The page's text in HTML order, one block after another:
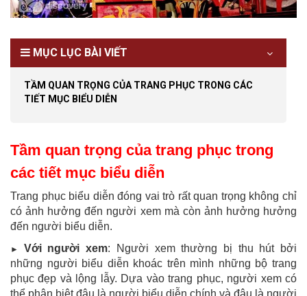
MỤC LỤC BÀI VIẾT
TẦM QUAN TRỌNG CỦA TRANG PHỤC TRONG CÁC
TIẾT MỤC BIỂU DIỄN
Tầm quan trọng của trang phục trong
các tiết mục biểu diễn
Trang phục biểu diễn đóng vai trò rất quan trọng không chỉ
có ảnh hưởng đến người xem mà còn ảnh hưởng hưởng
đến người biểu diễn.
► Với người xem: Người xem thường bị thu hút bởi
những người biểu diễn khoác trên mình những bộ trang
phục đẹp và lộng lẫy. Dựa vào trang phục, người xem có